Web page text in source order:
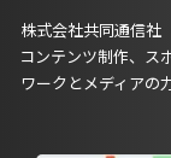
株式会社共同通信社
コンテンツ制作、ス
ワークとメディアの